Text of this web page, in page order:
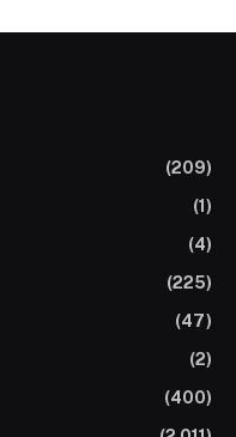
(209)
(1)
(4)
(225)
(47)
(2)
(400)